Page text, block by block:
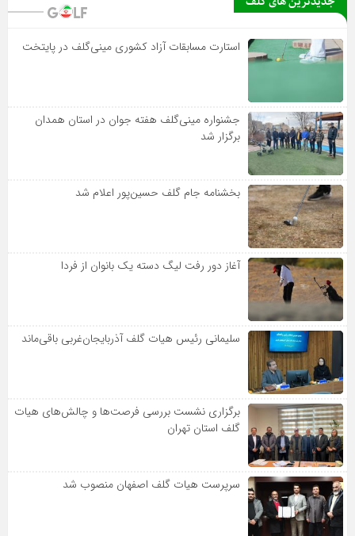
استارت مسابقات آزاد کشوری مینی‌گلف در پایتخت
جشنواره مینی‌گلف هفته جوان در استان همدان
برگزار شد
بخشنامه جام گلف حسین‌پور اعلام شد
آغاز دور رفت لیگ دسته یک بانوان از فردا
سلیمانی رئیس هیات گلف آذربایجان‌غربی باقی‌ماند
برگزاری نشست بررسی فرصت‌ها و چالش‌های هیات
گلف استان تهران
سرپرست هیات گلف اصفهان منصوب شد